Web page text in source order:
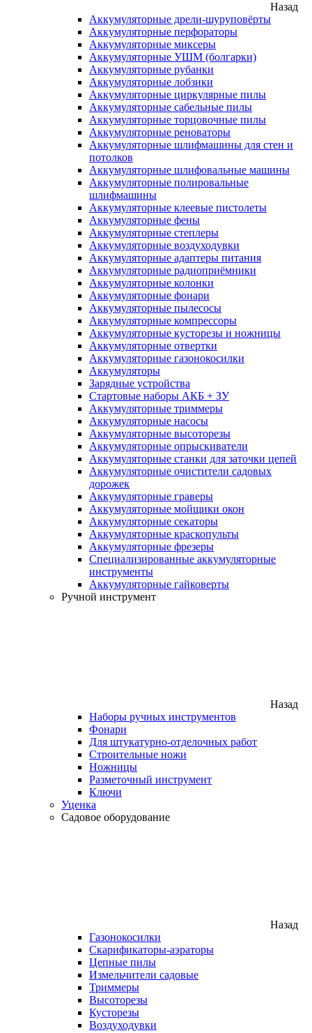
Назад
Аккумуляторные дрели-шуруповёрты
Аккумуляторные перфораторы
Аккумуляторные миксеры
Аккумуляторные УШМ (болгарки)
Аккумуляторные рубанки
Аккумуляторные лобзики
Аккумуляторные циркулярные пилы
Аккумуляторные сабельные пилы
Аккумуляторные торцовочные пилы
Аккумуляторные реноваторы
Аккумуляторные шлифмашины для стен и
потолков
Аккумуляторные шлифовальные машины
Аккумуляторные полировальные
шлифмашины
Аккумуляторные клеевые пистолеты
Аккумуляторные фены
Аккумуляторные степлеры
Аккумуляторные воздуходувки
Аккумуляторные адаптеры питания
Аккумуляторные радиоприёмники
Аккумуляторные колонки
Аккумуляторные фонари
Аккумуляторные пылесосы
Аккумуляторные компрессоры
Аккумуляторные кусторезы и ножницы
Аккумуляторные отвертки
Аккумуляторные газонокосилки
Аккумуляторы
Зарядные устройства
Стартовые наборы АКБ + ЗУ
Аккумуляторные триммеры
Аккумуляторные насосы
Аккумуляторные высоторезы
Аккумуляторные опрыскиватели
Аккумуляторные станки для заточки цепей
Аккумуляторные очистители садовых
дорожек
Аккумуляторные граверы
Аккумуляторные мойщики окон
Аккумуляторные секаторы
Аккумуляторные краскопульты
Аккумуляторные фрезеры
Специализированные аккумуляторные
инструменты
Аккумуляторные гайковерты
Ручной инструмент
Назад
Наборы ручных инструментов
Фонари
Для штукатурно-отделочных работ
Строительные ножи
Ножницы
Разметочный инструмент
Ключи
Уценка
Садовое оборудование
Назад
Газонокосилки
Скарификаторы-аэраторы
Цепные пилы
Измельчители садовые
Триммеры
Высоторезы
Кусторезы
Воздуходувки